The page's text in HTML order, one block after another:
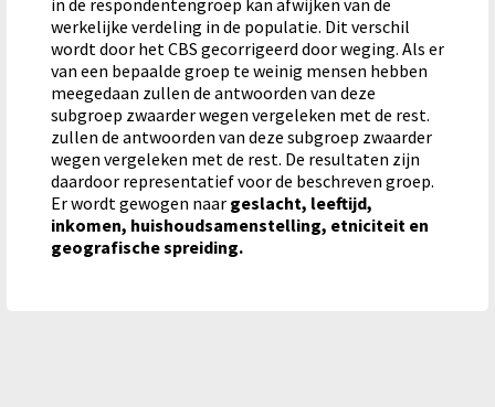
in de respondentengroep kan afwijken van de
werkelijke verdeling in de populatie. Dit verschil
wordt door het CBS gecorrigeerd door weging. Als er
van een bepaalde groep te weinig mensen hebben
meegedaan zullen de antwoorden van deze
subgroep zwaarder wegen vergeleken met de rest.
zullen de antwoorden van deze subgroep zwaarder
wegen vergeleken met de rest. De resultaten zijn
daardoor representatief voor de beschreven groep.
Er wordt gewogen naar geslacht, leeftijd,
inkomen, huishoudsamenstelling, etniciteit en
geografische spreiding.